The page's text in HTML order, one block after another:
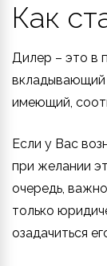
Как
Дилер – это в
вкладывающий
имеющий,
Если у Вас
при желании
очередь,
только
озадачиться